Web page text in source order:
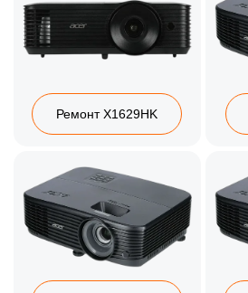
Ремонт X1629HK